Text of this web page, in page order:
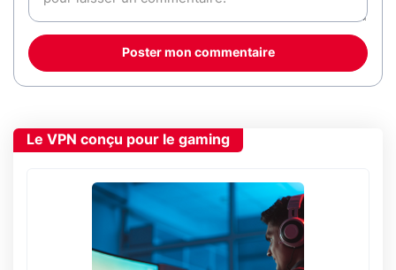
Poster mon commentaire
Le VPN conçu pour le gaming